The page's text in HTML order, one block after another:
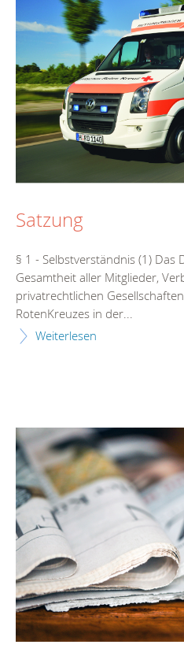
Satzung
§ 1 - Selbstverständnis (1) Das
Gesamtheit aller Mitglieder,
privatrechtlichen
RotenKreuzes in der...
Weiterlesen